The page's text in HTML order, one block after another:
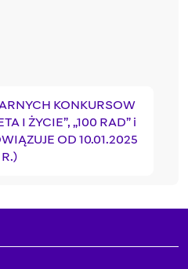
KONKURSOW
I ŻYCIE”, „100 RAD” i
OD 10.01.2025
R.)